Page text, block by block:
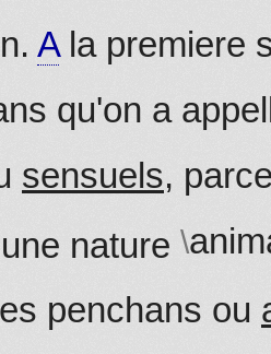
Ala premiere
qu'on a
sensuels,
nature
penchans ou